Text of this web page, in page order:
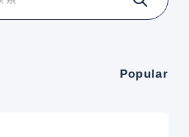
Popular